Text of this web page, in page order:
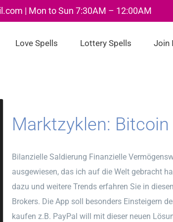
| Mon to Sun 7:30AM – 12:00AM
Love Spells Lottery Spells Join
Marktzyklen:
Bilanzielle Saldierung Finanzielle
ausgewiesen, das ich auf die Welt gebracht
dazu und weitere Trends erfahren Sie in
Brokers. Die App soll besonders Einsteigern
kaufen z.B. PayPal will mit dieser neuen